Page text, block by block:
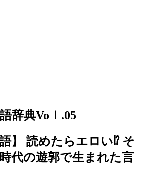
辞典Voｌ.05
】 読めたらエロい⁉ そ
代の遊郭で生まれた言